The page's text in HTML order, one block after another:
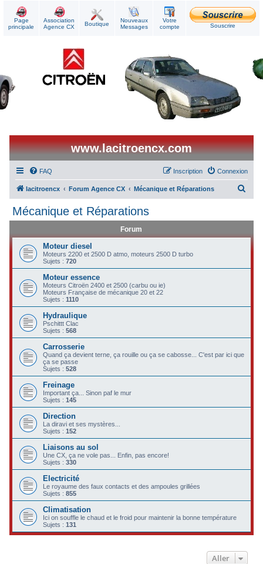
Page
principale
Association
Agence CX
Boutique
Nouveaux
Messages
Votre
compte
Souscrire
www.lacitroencx.com
FAQ Connexion
Inscription
lacitroencx Forum Agence CX Mécanique et Réparations
Mécanique et Réparations
Forum
Moteur diesel
Moteurs 2200 et 2500 D atmo, moteurs 2500 D turbo
Sujets :720
Moteur essence
Moteurs Citroën 2400 et 2500 (carbu ou ie)
Moteurs Française de mécanique 20 et 22
Sujets :1110
Hydraulique
Pschittt Clac
Sujets :568
Carrosserie
Quand ça devient terne, ça rouille ou ça se cabosse... C'est par ici que
ça se passe
Sujets :528
Freinage
Important ça... Sinon paf le mur
Sujets :145
Direction
La diravi et ses mystères...
Sujets :152
Liaisons au sol
Une CX, ça ne vole pas... Enfin, pas encore!
Sujets :330
Electricité
Le royaume des faux contacts et des ampoules grillées
Sujets :855
Climatisation
Ici on souffle le chaud et le froid pour maintenir la bonne température
Sujets :131
Aller